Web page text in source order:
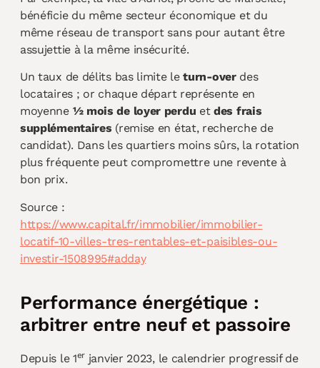
bénéficie du même secteur économique et du
même réseau de transport sans pour autant être
assujettie à la même insécurité.
Un taux de délits bas limite leturn-overdes
locataires ; or chaque départ représente en
moyenne ½ mois de loyer perdu etdes frais
supplémentaires (remise en état, recherche de
candidat). Dans les quartiers moins sûrs, la rotation
plus fréquente peut compromettre une revente à
bon prix.
Source :
https://www.capital.fr/immobilier/immobilier-
locatif-10-villes-tres-rentables-et-paisibles-ou-
investir-1508995#adday
Performance énergétique :
arbitrer entre neuf et passoire
Depuis le 1er janvier 2023, le calendrier progressif de